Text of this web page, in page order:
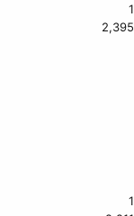
1
2,395
1